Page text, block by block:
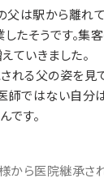
父は駅から離れ
したそうです。集
ていきました。
れる父の姿を見
師ではない自分
です。
から医院継承さ